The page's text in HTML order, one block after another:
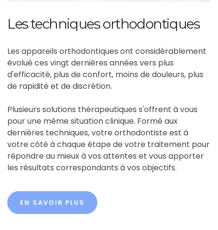
Les techniques orthodontiques
Les appareils orthodontiques ont considérablement
évolué ces vingt dernières années vers plus
d'efficacité, plus de confort, moins de douleurs, plus
de rapidité et de discrétion.
Plusieurs solutions thérapeutiques s'offrent à vous
pour une même situation clinique. Formé aux
dernières techniques, votre orthodontiste est à
votre côté à chaque étape de votre traitement pour
répondre au mieux à vos attentes et vous apporter
les résultats correspondants à vos objectifs.
EN SAVOIR PLUS